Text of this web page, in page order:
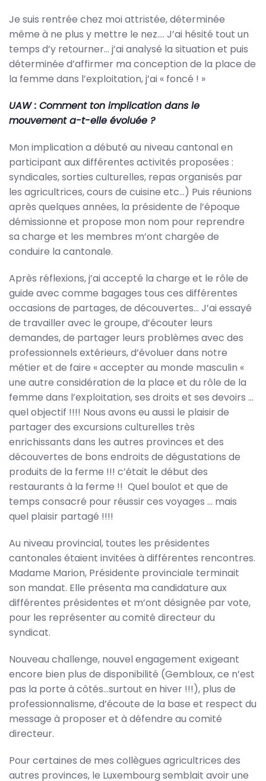
Je suis rentrée chez moi attristée, déterminée
même à ne plus y mettre le nez…. J’ai hésité tout un
temps d’y retourner… j’ai analysé la situation et puis
déterminée d’affirmer ma conception de la place de
la femme dans l’exploitation, j’ai « foncé ! »
UAW : Comment ton implication dans le
mouvement a-t-elle évoluée ?
Mon implication a débuté au niveau cantonal en
participant aux différentes activités proposées :
syndicales, sorties culturelles, repas organisés par
les agricultrices, cours de cuisine etc…) Puis réunions
après quelques années, la présidente de l’époque
démissionne et propose mon nom pour reprendre
sa charge et les membres m’ont chargée de
conduire la cantonale.
Après réflexions, j’ai accepté la charge et le rôle de
guide avec comme bagages tous ces différentes
occasions de partages, de découvertes… J’ai essayé
de travailler avec le groupe, d’écouter leurs
demandes, de partager leurs problèmes avec des
professionnels extérieurs, d’évoluer dans notre
métier et de faire « accepter au monde masculin «
une autre considération de la place et du rôle de la
femme dans l’exploitation, ses droits et ses devoirs …
quel objectif !!!! Nous avons eu aussi le plaisir de
partager des excursions culturelles très
enrichissants dans les autres provinces et des
découvertes de bons endroits de dégustations de
produits de la ferme !!! c’était le début des
restaurants à la ferme !! Quel boulot et que de
temps consacré pour réussir ces voyages … mais
quel plaisir partagé !!!!
Au niveau provincial, toutes les présidentes
cantonales étaient invitées à différentes rencontres.
Madame Marion, Présidente provinciale terminait
son mandat. Elle présenta ma candidature aux
différentes présidentes et m’ont désignée par vote,
pour les représenter au comité directeur du
syndicat.
Nouveau challenge, nouvel engagement exigeant
encore bien plus de disponibilité (Gembloux, ce n’est
pas la porte à côtés…surtout en hiver !!!), plus de
professionnalisme, d’écoute de la base et respect du
message à proposer et à défendre au comité
directeur.
Pour certaines de mes collègues agricultrices des
autres provinces, le Luxembourg semblait avoir une